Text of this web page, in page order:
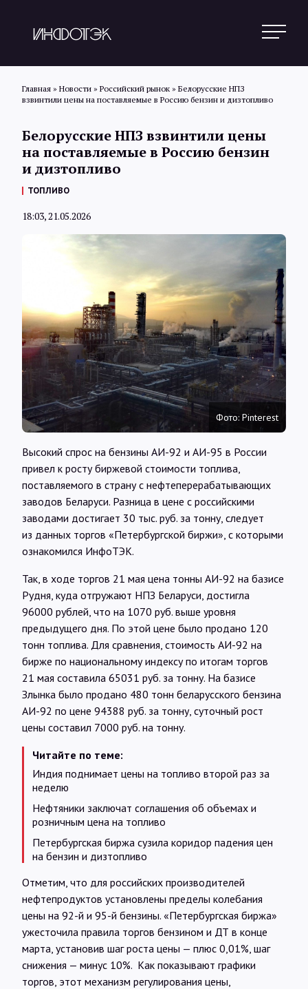
Новости
Обзоры
Интервью
Карты
О нас
@Infotek_Russia
Главная » Новости » Российский рынок » Белорусские НПЗ
взвинтили цены на поставляемые в Россию бензин и дизтопливо
Белорусские НПЗ взвинтили цены
на поставляемые в Россию бензин
и дизтопливо
ТОПЛИВО
18:03, 21.05.2026
Фото: Pinterest
Высокий спрос на бензины АИ-92 и АИ-95 в России
привел к росту биржевой стоимости топлива,
поставляемого в страну с нефтеперерабатывающих
заводов Беларуси. Разница в цене с российскими
заводами достигает 30 тыс. руб. за тонну, следует
из данных торгов «Петербургской биржи», с которыми
ознакомился ИнфоТЭК.
Так, в ходе торгов 21 мая цена тонны АИ-92 на базисе
Рудня, куда отгружают НПЗ Беларуси, достигла
96000 рублей, что на 1070 руб. выше уровня
предыдущего дня. По этой цене было продано 120
тонн топлива. Для сравнения, стоимость АИ-92 на
бирже по национальному индексу по итогам торгов
21 мая составила 65031 руб. за тонну. На базисе
Злынка было продано 480 тонн беларусского бензина
АИ-92 по цене 94388 руб. за тонну, суточный рост
цены составил 7000 руб. на тонну.
Читайте по теме:
Индия поднимает цены на топливо второй раз за
неделю
Нефтяники заключат соглашения об объемах и
розничным цена на топливо
Петербургская биржа сузила коридор падения цен
на бензин и дизтопливо
Отметим, что для российских производителей
нефтепродуктов установлены пределы колебания
цены на 92-й и 95-й бензины. «Петербургская биржа»
ужесточила правила торгов бензином и ДТ в конце
марта, установив шаг роста цены — плюс 0,01%, шаг
снижения — минус 10%. Как показывают графики
торгов, этот механизм регулирования цены,